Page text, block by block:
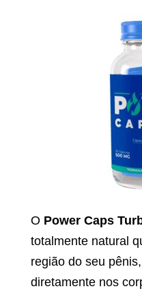
O Power Caps
totalmente natural
região do seu
diretamente nos